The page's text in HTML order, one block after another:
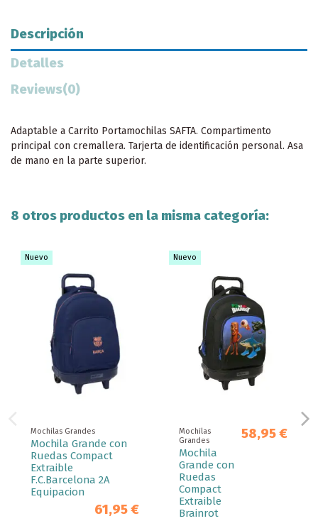
Descripción
Detalles
Reviews(0)
Adaptable a Carrito Portamochilas SAFTA. Compartimento
principal con cremallera. Tarjerta de identificación personal. Asa
de mano en la parte superior.
8 otros productos en la misma categoría:
Nuevo
Mochilas Grandes
Mochila Grande con
Ruedas Compact
Extraible
F.C.Barcelona 2A
Equipacion
61,95 €
Nuevo
Mochilas
Grandes
Mochila
Grande con
Ruedas
Compact
Extraible
Brainrot
58,95 €